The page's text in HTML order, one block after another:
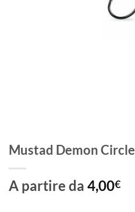
Mustad Demon
A partire da 4,00€